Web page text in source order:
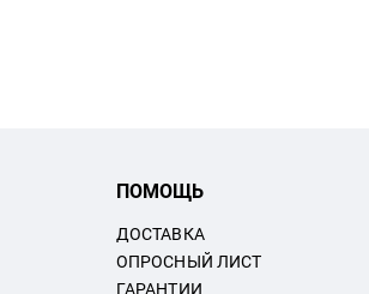
ПОМОЩЬ
ДОСТАВКА
ОПРОСНЫЙ ЛИСТ
ГАРАНТИИ